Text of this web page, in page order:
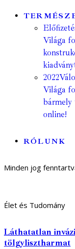
Világa
2022
Világa
bármely
online!
RÓLUNK
Minden jog
Élet és Tudomány
Láthatatlan
tölgylisztharmat